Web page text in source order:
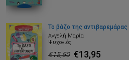
Το βάζο της αντιβαρεμάρας
Αγγελή Μαρία
Ψυχογιός
€15,50 €13,95